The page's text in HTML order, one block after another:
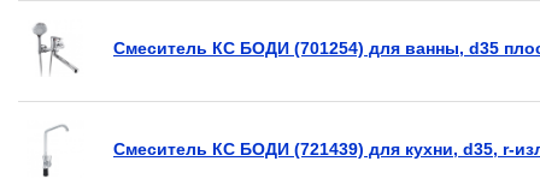
Смеситель КС БОДИ (701254) для ванны, d35
Смеситель КС БОДИ (721439) для кухни, d35, r-